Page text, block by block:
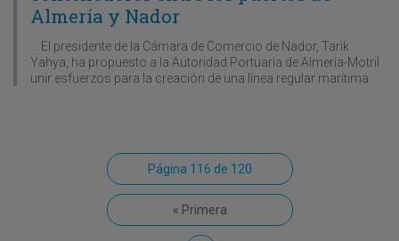
Almería y Nador
El presidente de la Cámara de Comercio de Nador, Tarik
Yahya, ha propuesto a la Autoridad Portuaria de Almería-Motril
unir esfuerzos para la creación de una línea regular marítima
Página 116 de 120
« Primera